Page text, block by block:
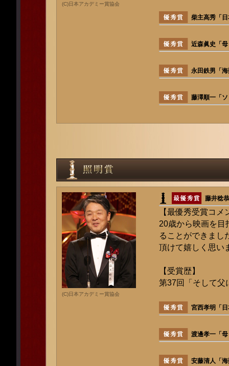
(C)日本アカデミー賞協会
柴主高秀「
近森眞史「
永田鉄男「
藤澤順一「
(C)日本アカデミー賞協会
藤井稔
【最優秀受賞コメ
20歳から映画を目
ることができまし
頂けて嬉しく思い
【受賞歴】
第37回「そして父
宮西孝明「
渡邊孝一「
安藤清人「